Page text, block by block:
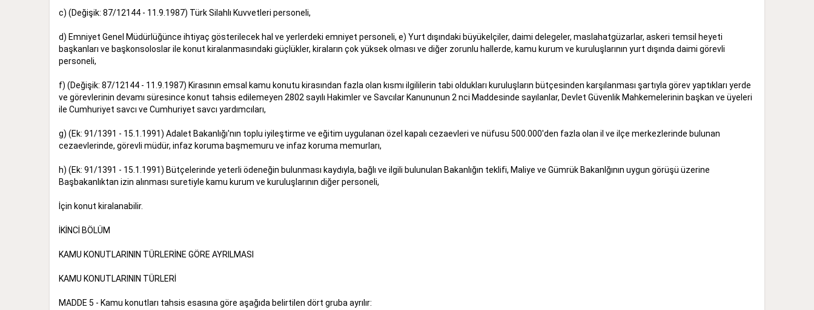
c) (Değişik: 87/12144 - 11.9.1987) Türk Silahlı Kuvvetleri personeli,
d) Emniyet Genel Müdürlüğünce ihtiyaç gösterilecek hal ve yerlerdeki emniyet personeli, e) Yurt dışındaki büyükelçiler, daimi delegeler, maslahatgüzarlar, askeri temsil heyeti
başkanları ve başkonsoloslar ile konut kiralanmasındaki güçlükler, kiraların çok yüksek olması ve diğer zorunlu hallerde, kamu kurum ve kuruluşlarının yurt dışında daimi görevli
personeli,
f) (Değişik: 87/12144 - 11.9.1987) Kirasının emsal kamu konutu kirasından fazla olan kısmı ilgililerin tabi oldukları kuruluşların bütçesinden karşılanması şartıyla görev yaptıkları yerde
ve görevlerinin devamı süresince konut tahsis edilemeyen 2802 sayılı Hakimler ve Savcılar Kanununun 2 nci Maddesinde sayılanlar, Devlet Güvenlik Mahkemelerinin başkan ve üyeleri
ile Cumhuriyet savcı ve Cumhuriyet savcı yardımcıları,
g) (Ek: 91/1391 - 15.1.1991) Adalet Bakanlığı'nın toplu iyileştirme ve eğitim uygulanan özel kapalı cezaevleri ve nüfusu 500.000'den fazla olan il ve ilçe merkezlerinde bulunan
cezaevlerinde, görevli müdür, infaz koruma başmemuru ve infaz koruma memurları,
h) (Ek: 91/1391 - 15.1.1991) Bütçelerinde yeterli ödeneğin bulunması kaydıyla, bağlı ve ilgili bulunulan Bakanlığın teklifi, Maliye ve Gümrük Bakanlğının uygun görüşü üzerine
Başbakanlıktan izin alınması suretiyle kamu kurum ve kuruluşlarının diğer personeli,
İçin konut kiralanabilir.
İKİNCİ BÖLÜM
KAMU KONUTLARININ TÜRLERİNE GÖRE AYRILMASI
KAMU KONUTLARININ TÜRLERİ
MADDE 5 - Kamu konutları tahsis esasına göre aşağıda belirtilen dört gruba ayrılır: